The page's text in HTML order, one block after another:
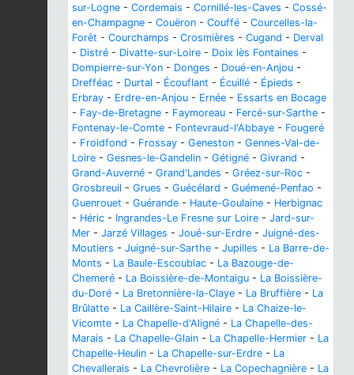
sur-Logne - Cordemais - Cornillé-les-Caves - Cossé-
en-Champagne - Couëron - Couffé - Courcelles-la-
Forêt - Courchamps - Crosmières - Cugand - Derval
- Distré - Divatte-sur-Loire - Doix lès Fontaines -
Dompierre-sur-Yon - Donges - Doué-en-Anjou -
Drefféac - Durtal - Écouflant - Écuillé - Épieds -
Erbray - Erdre-en-Anjou - Ernée - Essarts en Bocage
- Fay-de-Bretagne - Faymoreau - Fercé-sur-Sarthe -
Fontenay-le-Comte - Fontevraud-l'Abbaye - Fougeré
- Froidfond - Frossay - Geneston - Gennes-Val-de-
Loire - Gesnes-le-Gandelin - Gétigné - Givrand -
Grand-Auverné - Grand'Landes - Gréez-sur-Roc -
Grosbreuil - Grues - Guécélard - Guémené-Penfao -
Guenrouet - Guérande - Haute-Goulaine - Herbignac
- Héric - Ingrandes-Le Fresne sur Loire - Jard-sur-
Mer - Jarzé Villages - Joué-sur-Erdre - Juigné-des-
Moutiers - Juigné-sur-Sarthe - Jupilles - La Barre-de-
Monts - La Baule-Escoublac - La Bazouge-de-
Chemeré - La Boissière-de-Montaigu - La Boissière-
du-Doré - La Bretonnière-la-Claye - La Bruffière - La
Brûlatte - La Caillère-Saint-Hilaire - La Chaize-le-
Vicomte - La Chapelle-d'Aligné - La Chapelle-des-
Marais - La Chapelle-Glain - La Chapelle-Hermier - La
Chapelle-Heulin - La Chapelle-sur-Erdre - La
Chevallerais - La Chevrolière - La Copechagnière - La